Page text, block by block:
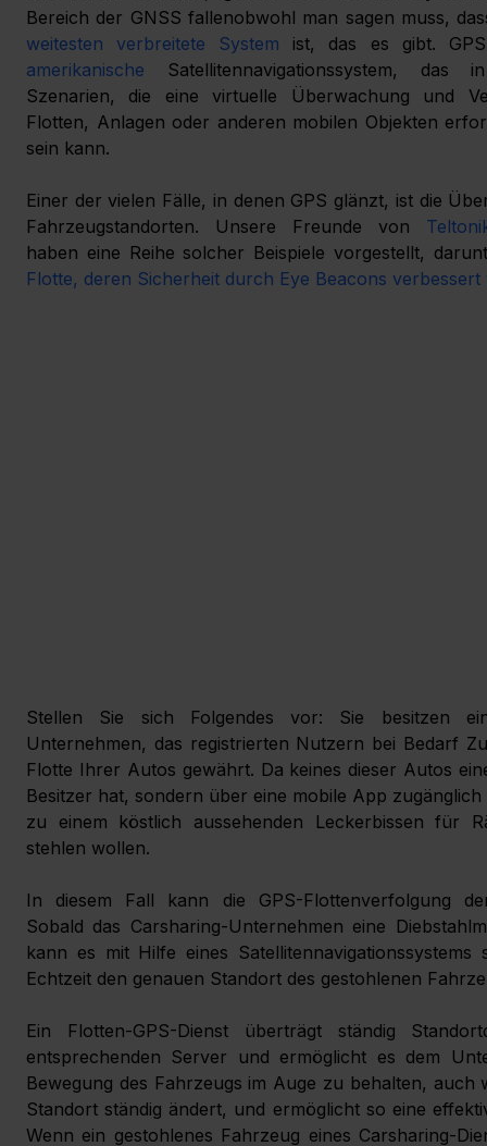
Bereich der GNSS fallenobwohl man sagen muss,
weitesten verbreitete System ist, das es gibt.
amerikanische
Satellitennavigationssystem, das
Szenarien, die eine virtuelle Überwachung und
Flotten, Anlagen oder anderen mobilen Objekten
sein kann.
Einer der vielen Fälle, in denen GPS glänzt, ist die
Fahrzeugstandorten. Unsere Freunde von
haben eine Reihe solcher Beispiele vorgestellt,
Flotte, deren Sicherheit durch Eye Beacons verbessert
Stellen Sie sich Folgendes vor: Sie besitzen
Unternehmen, das registrierten Nutzern bei Bedarf
Flotte Ihrer Autos gewährt. Da keines dieser Autos
Besitzer hat, sondern über eine mobile App zugänglich
zu einem köstlich aussehenden Leckerbissen für
stehlen wollen.
In diesem Fall kann die GPS-Flottenverfolgung
Sobald das Carsharing-Unternehmen eine
kann es mit Hilfe eines Satellitennavigationssystems
Echtzeit den genauen Standort des gestohlenen
Ein Flotten-GPS-Dienst überträgt ständig
entsprechenden Server und ermöglicht es dem
Bewegung des Fahrzeugs im Auge zu behalten, auch
Standort ständig ändert, und ermöglicht so eine
Wenn ein gestohlenes Fahrzeug eines Carsharing-